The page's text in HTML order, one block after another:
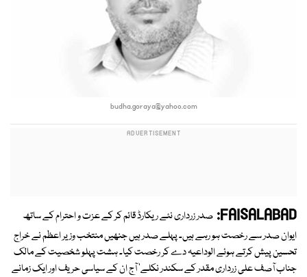
budha.goraya@yahoo.com
FAISALABAD: صدر زرداری نئے ریکارڈ قائم کر کے عزت و احترام کے ساتھ
ایوان صدر سے رخصت ہو رہے ہیں۔ پہلے صدر ہیں جنھیں منتخب وزیر اعظم نے خراج
تحسین پیش کرتے ہوئے الوداعیہ دے کر رخصت کیا۔ ہشت پہلو شخصیت کے مالک
جناب آصف علی زرداری مقدر کے سکندر نکلے' آج ان کے سیاسی حریف اور ایک زمانے